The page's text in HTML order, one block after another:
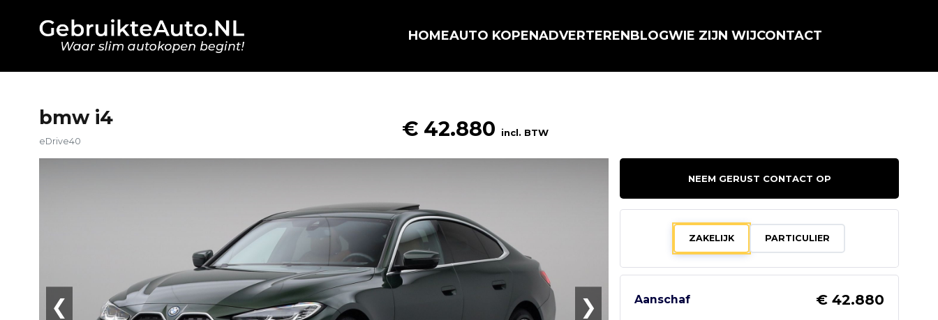
HOMEAUTO KOPENADVERTERENBLOGWIE ZIJN WIJCONTACT
bmw i4
eDrive40
€ 42.880 incl. BTW
❮ ❯
NEEM GERUST CONTACT OP
ZAKELIJK PARTICULIER
Aanschaf € 42.880